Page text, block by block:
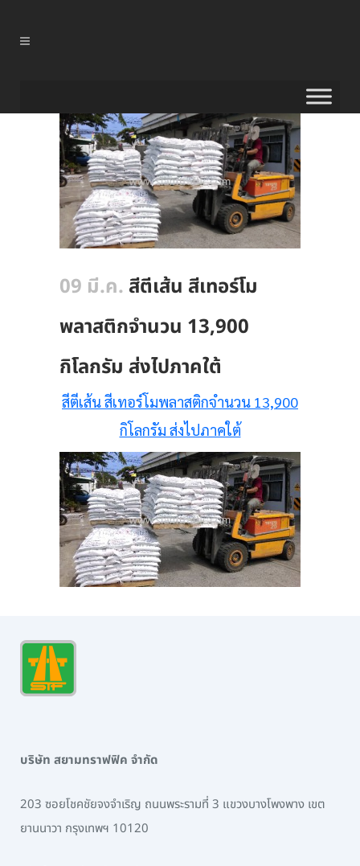
09 มี.ค. สีตีเส้น สีเทอร์โม
พลาสติกจำนวน 13,900
กิโลกรัม ส่งไปภาคใต้
สีตีเส้น สีเทอร์โมพลาสติกจำนวน 13,900
กิโลกรัม ส่งไปภาคใต้
บริษัท สยามทราฟฟิค จำกัด
203 ซอยโชคชัยจงจำเริญ ถนนพระรามที่ 3 แขวงบางโพงพาง เขต
ยานนาวา กรุงเทพฯ 10120